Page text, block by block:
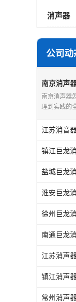
消声器
公司动
南京消声
南京消声器
理到实践的
江苏消音
镇江巨龙
盐城巨龙
淮安巨龙
徐州巨龙
南通巨龙
江苏消声
镇江消声
常州消声